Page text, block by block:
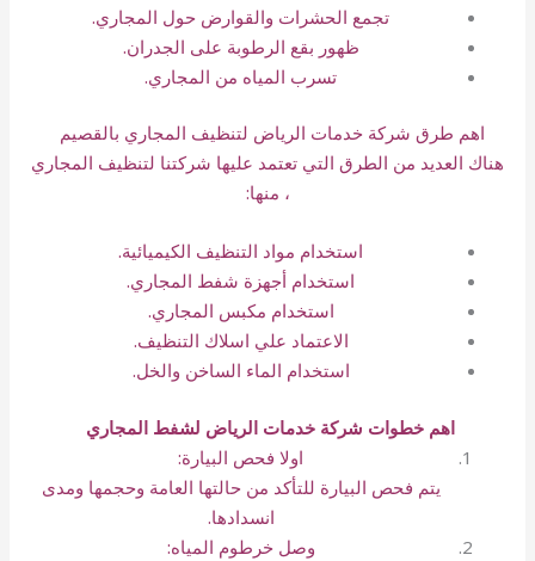
تجمع الحشرات والقوارض حول المجاري.
ظهور بقع الرطوبة على الجدران.
تسرب المياه من المجاري.
اهم طرق شركة خدمات الرياض لتنظيف المجاري بالقصيم
هناك العديد من الطرق التي تعتمد عليها شركتنا لتنظيف المجاري
، منها:
استخدام مواد التنظيف الكيميائية.
استخدام أجهزة شفط المجاري.
استخدام مكبس المجاري.
الاعتماد علي اسلاك التنظيف.
استخدام الماء الساخن والخل.
اهم خطوات شركة خدمات الرياض لشفط المجاري
اولا فحص البيارة:
يتم فحص البيارة للتأكد من حالتها العامة وحجمها ومدى
انسدادها.
وصل خرطوم المياه: